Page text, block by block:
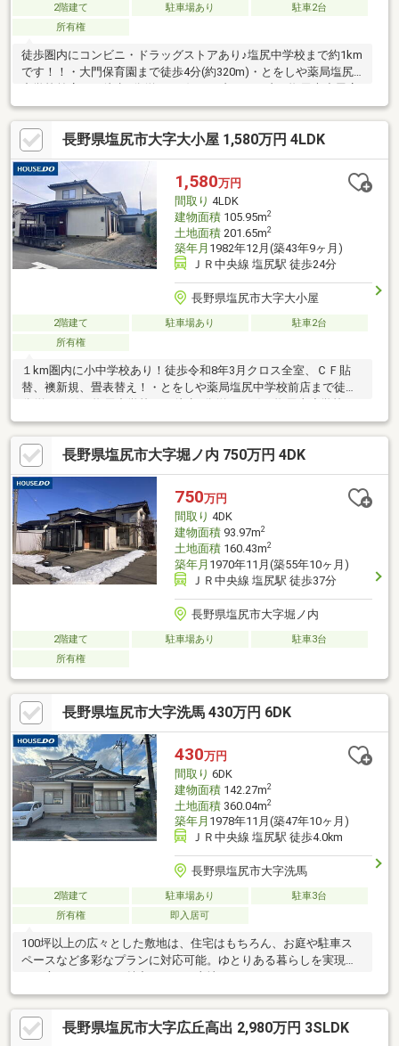
2階建て 駐車場あり
駐車2台
所有権
徒歩圏内にコンビニ・ドラッグストアあり♪塩尻中学校まで約1km
です！！・大門保育園まで徒歩4分(約320m)・とをしや薬局塩尻
まで徒歩10分(約740m)・医療法人田村眼科医院まで徒歩10分(約
800m)・塩尻中学校まで徒歩13分(約1030m)
長野県塩尻市大字大小屋 1,580万円 4LDK
1,580万円
間取り 4LDK
建物面積105.95m2
土地面積201.65m2
築年月 1982年12月(築43年9ヶ月)
ＪＲ中央線 塩尻駅 徒歩24分
長野県塩尻市大字大小屋
2階建て 駐車場あり
駐車2台
所有権
１km圏内に小中学校あり！徒歩令和8年3月クロス全室、ＣＦ貼
替、襖新規、畳表替え！・とをしや薬局塩尻中学校前店まで徒歩4
で徒歩13分(約980m)
長野県塩尻市大字堀ノ内 750万円 4DK
750万円
間取り 4DK
建物面積93.97m2
土地面積160.43m2
築年月 1970年11月(築55年10ヶ月)
ＪＲ中央線 塩尻駅 徒歩37分
長野県塩尻市大字堀ノ内
2階建て 駐車場あり
駐車3台
所有権
長野県塩尻市大字洗馬 430万円 6DK
430万円
間取り 6DK
建物面積142.27m2
土地面積360.04m2
築年月 1978年11月(築47年10ヶ月)
ＪＲ中央線 塩尻駅 徒歩4.0km
長野県塩尻市大字洗馬
2階建て 駐車場あり
駐車3台
所有権
即入居可
100坪以上の広々とした敷地は、住宅はもちろん、お庭や駐車ス
ペースなど多彩なプランに対応可能。ゆとりある暮らしを実現し
長野県塩尻市大字広丘高出 2,980万円 3SLDK